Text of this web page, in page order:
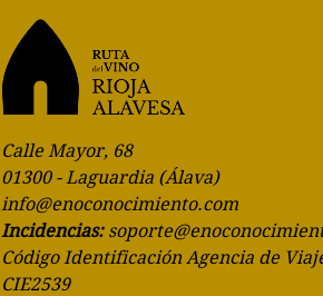
Calle Mayor, 68
01300 - Laguardia (Álava)
info@enoconocimiento.com
Incidencias:
Código Identificación Agencia de
CIE2539